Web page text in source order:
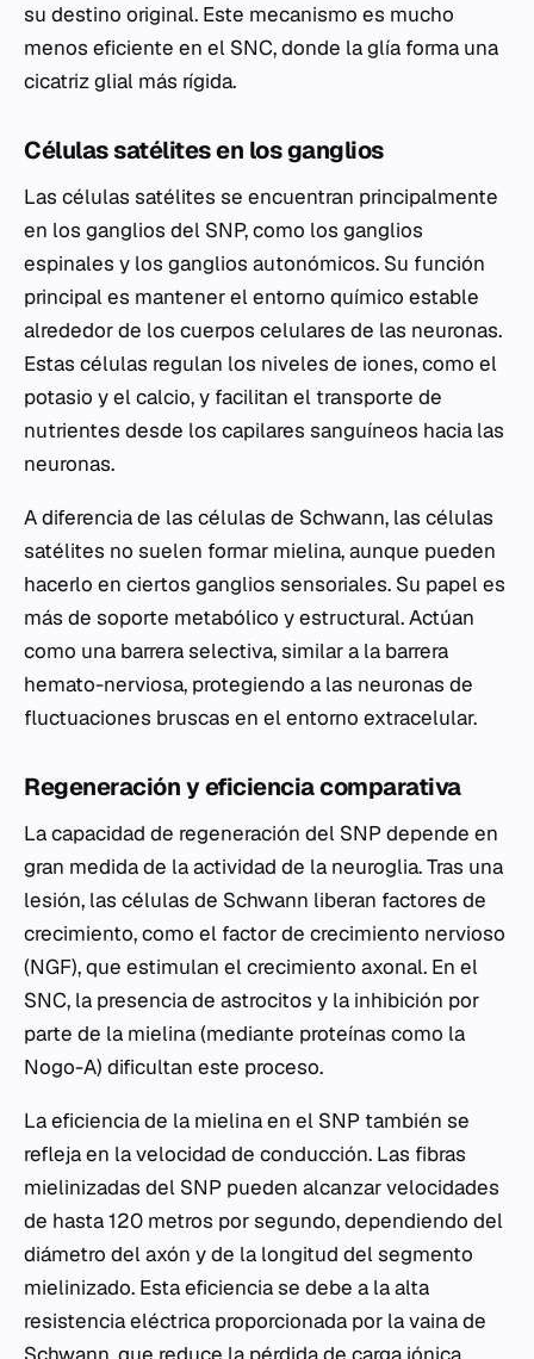
su destino original. Este mecanismo es mucho
menos eficiente en el SNC, donde la glía forma una
cicatriz glial más rígida.
Células satélites en los ganglios
Las células satélites se encuentran principalmente
en los ganglios del SNP, como los ganglios
espinales y los ganglios autonómicos. Su función
principal es mantener el entorno químico estable
alrededor de los cuerpos celulares de las neuronas.
Estas células regulan los niveles de iones, como el
potasio y el calcio, y facilitan el transporte de
nutrientes desde los capilares sanguíneos hacia las
neuronas.
A diferencia de las células de Schwann, las células
satélites no suelen formar mielina, aunque pueden
hacerlo en ciertos ganglios sensoriales. Su papel es
más de soporte metabólico y estructural. Actúan
como una barrera selectiva, similar a la barrera
hemato-nerviosa, protegiendo a las neuronas de
fluctuaciones bruscas en el entorno extracelular.
Regeneración y eficiencia comparativa
La capacidad de regeneración del SNP depende en
gran medida de la actividad de la neuroglia. Tras una
lesión, las células de Schwann liberan factores de
crecimiento, como el factor de crecimiento nervioso
(NGF), que estimulan el crecimiento axonal. En el
SNC, la presencia de astrocitos y la inhibición por
parte de la mielina (mediante proteínas como la
Nogo-A) dificultan este proceso.
La eficiencia de la mielina en el SNP también se
refleja en la velocidad de conducción. Las fibras
mielinizadas del SNP pueden alcanzar velocidades
de hasta 120 metros por segundo, dependiendo del
diámetro del axón y de la longitud del segmento
mielinizado. Esta eficiencia se debe a la alta
resistencia eléctrica proporcionada por la vaina de